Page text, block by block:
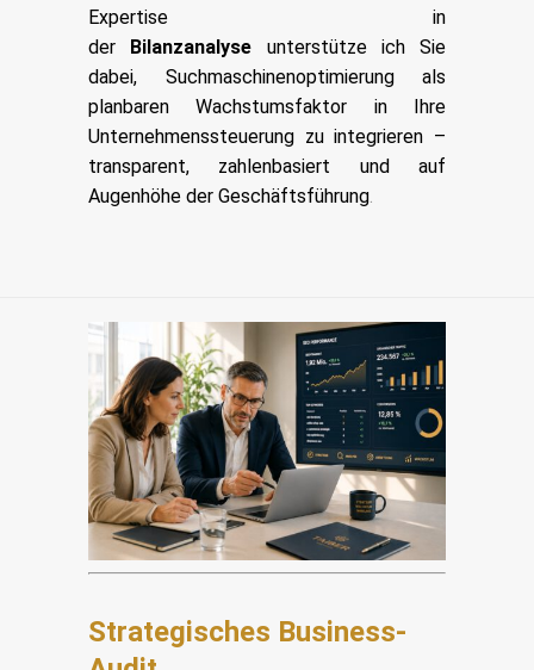
Expertise in
der
Bilanzanalyse
unterstütze ich Sie
dabei, Suchmaschinenoptimierung als
planbaren Wachstumsfaktor in Ihre
Unternehmenssteuerung zu integrieren –
transparent, zahlenbasiert und auf
Augenhöhe der Geschäftsführung.
Strategisches Business-